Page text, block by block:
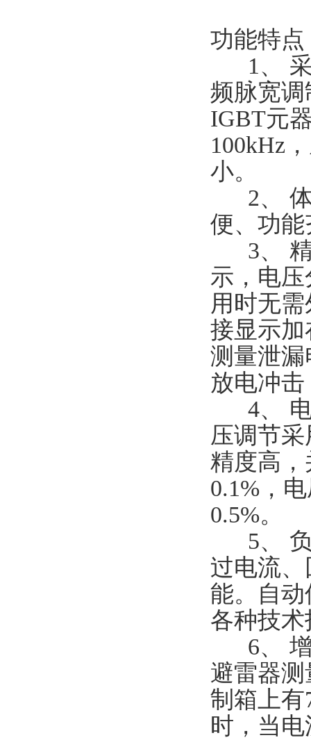
功能特
1、 采
频脉宽
IGBT元
100kHz
小。
2、 体
便、功
3、 精
示，电
用时无
接显示
测量泄
放电冲
4、 电
压调节
精度高
0.1%，
0.5%。
5、 负
过电流
能。自
各种技
6、 增
避雷器
制箱上有
时，当